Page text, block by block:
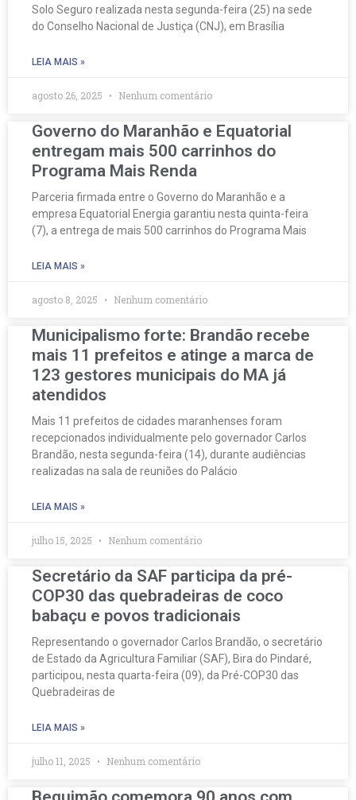
Solo Seguro realizada nesta segunda-feira (25) na sede
do Conselho Nacional de Justiça (CNJ), em Brasília
LEIA MAIS »
agosto 26, 2025 Nenhum comentário
Governo do Maranhão e Equatorial
entregam mais 500 carrinhos do
Programa Mais Renda
Parceria firmada entre o Governo do Maranhão e a
empresa Equatorial Energia garantiu nesta quinta-feira
(7), a entrega de mais 500 carrinhos do Programa Mais
LEIA MAIS »
agosto 8, 2025 Nenhum comentário
Municipalismo forte: Brandão recebe
mais 11 prefeitos e atinge a marca de
123 gestores municipais do MA já
atendidos
Mais 11 prefeitos de cidades maranhenses foram
recepcionados individualmente pelo governador Carlos
Brandão, nesta segunda-feira (14), durante audiências
realizadas na sala de reuniões do Palácio
LEIA MAIS »
julho 15, 2025 Nenhum comentário
Secretário da SAF participa da pré-
COP30 das quebradeiras de coco
babaçu e povos tradicionais
Representando o governador Carlos Brandão, o secretário
de Estado da Agricultura Familiar (SAF), Bira do Pindaré,
participou, nesta quarta-feira (09), da Pré-COP30 das
Quebradeiras de
LEIA MAIS »
julho 11, 2025 Nenhum comentário